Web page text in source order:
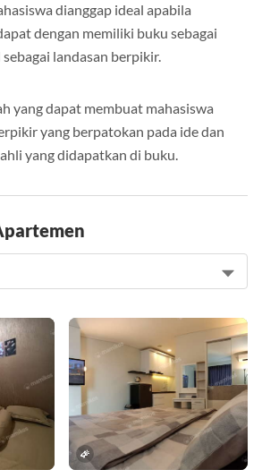
dianggap ideal apabila
dengan memiliki buku sebagai
landasan berpikir.
yang dapat membuat mahasiswa
yang berpatokan pada ide dan
yang didapatkan di buku.